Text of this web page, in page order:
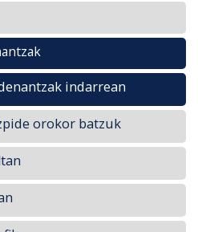
indarrean
orokor batzuk